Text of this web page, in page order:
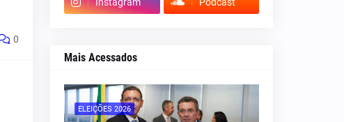
0
Mais Acessados
ELEIÇÕES 2026